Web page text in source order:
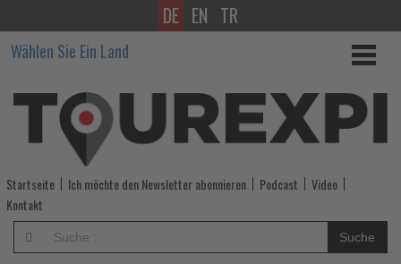
Studie:
Bayerns
Heilbäder
erwirtschaften
5,6
Milliarden
Euro
DE EN TR
Wählen Sie Ein Land
Startseite Ich möchte den Newsletter abonnieren Podcast
Video
Kontakt
Suche